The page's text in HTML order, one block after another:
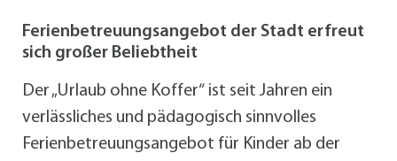
Ferienbetreuungsangebot der Stadt erfreut
sich großer Beliebtheit
Der „Urlaub ohne Koffer“ ist seit Jahren ein
verlässliches und pädagogisch sinnvolles
Ferienbetreuungsangebot für Kinder ab der